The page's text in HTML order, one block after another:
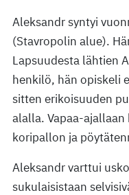
Aleksandr syntyi
(Stavropolin alue).
Lapsuudesta lähtien
henkilö, hän opiskeli
sitten erikoisuuden
alalla. Vapaa-
koripallon ja
Aleksandr varttui
sukulaisistaan